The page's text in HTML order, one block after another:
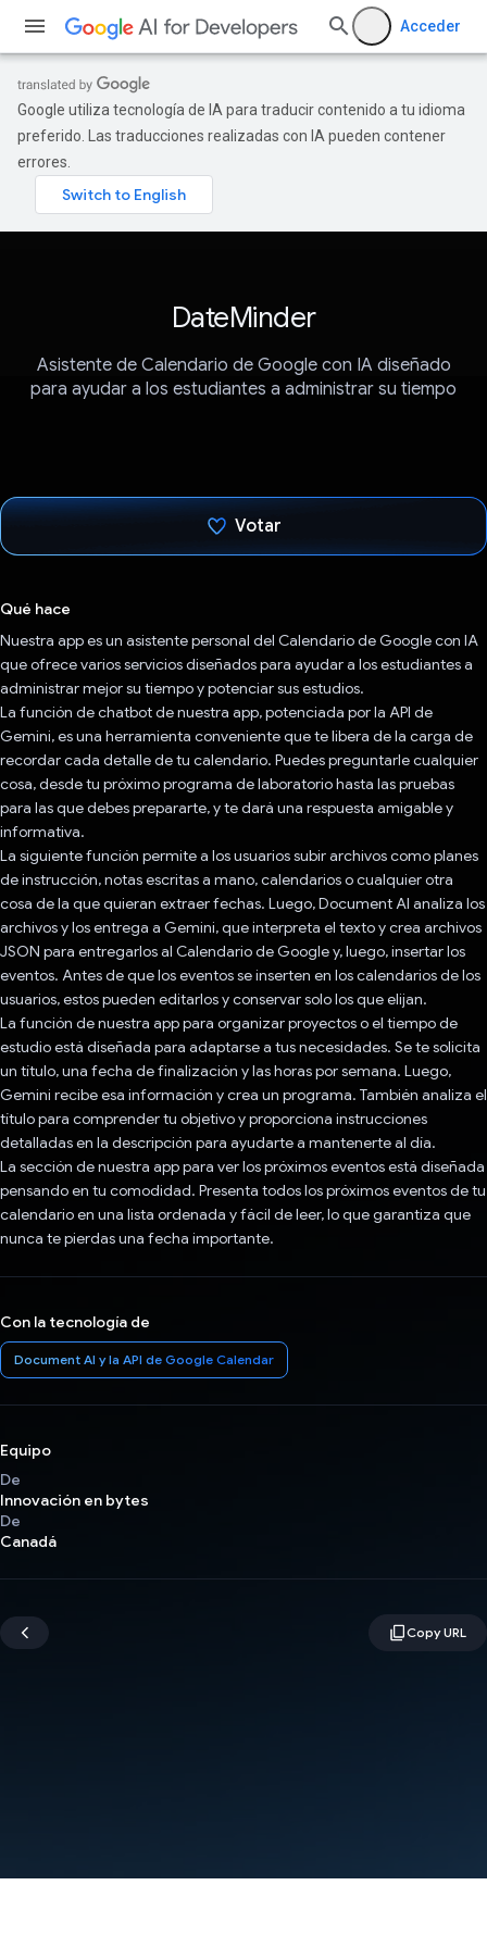
Acceder
Google utiliza tecnología de IA para traducir contenido a tu idioma
preferido. Las traducciones realizadas con IA pueden contener
errores.
DateMinder
Asistente de Calendario de Google con IA diseñado
para ayudar a los estudiantes a administrar su tiempo
Votar
Qué hace
Nuestra app es un asistente personal del Calendario de Google con IA
que ofrece varios servicios diseñados para ayudar a los estudiantes a
administrar mejor su tiempo y potenciar sus estudios.
La función de chatbot de nuestra app, potenciada por la API de
Gemini, es una herramienta conveniente que te libera de la carga de
recordar cada detalle de tu calendario. Puedes preguntarle cualquier
cosa, desde tu próximo programa de laboratorio hasta las pruebas
para las que debes prepararte, y te dará una respuesta amigable y
informativa.
La siguiente función permite a los usuarios subir archivos como planes
de instrucción, notas escritas a mano, calendarios o cualquier otra
cosa de la que quieran extraer fechas. Luego, Document AI analiza los
archivos y los entrega a Gemini, que interpreta el texto y crea archivos
JSON para entregarlos al Calendario de Google y, luego, insertar los
eventos. Antes de que los eventos se inserten en los calendarios de los
usuarios, estos pueden editarlos y conservar solo los que elijan.
La función de nuestra app para organizar proyectos o el tiempo de
estudio está diseñada para adaptarse a tus necesidades. Se te solicita
un título, una fecha de finalización y las horas por semana. Luego,
Gemini recibe esa información y crea un programa. También analiza el
título para comprender tu objetivo y proporciona instrucciones
detalladas en la descripción para ayudarte a mantenerte al día.
La sección de nuestra app para ver los próximos eventos está diseñada
pensando en tu comodidad. Presenta todos los próximos eventos de tu
calendario en una lista ordenada y fácil de leer, lo que garantiza que
nunca te pierdas una fecha importante.
Con la tecnología de
Document AI y la API de Google Calendar
Equipo
De
Innovación en bytes
De
Canadá